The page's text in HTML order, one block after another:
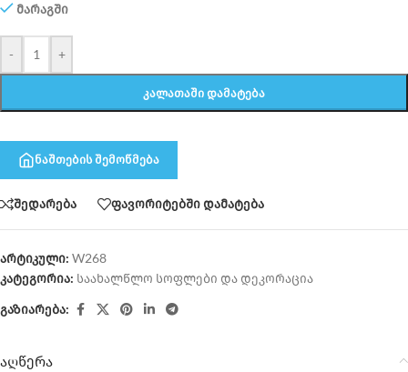
მარაგში
- +
ᲙᲐᲚᲐᲗᲐᲨᲘ ᲓᲐᲛᲐᲢᲔᲑᲐ
ნაშთების შემოწმება
შედარება ფავორიტებში დამატება
არტიკული: W268
კატეგორია: საახალწლო სოფლები და დეკორაცია
გაზიარება:
აღწერა